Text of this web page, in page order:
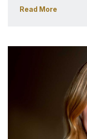
名称は、ギリシャ語
マイケルが卓越性を
きっかけは、ニュー
務めていた時期にあ
の他メディア分野に
催している。1982年
シップのもと、ニュ
広告や印刷広告など
界的な影響力を大幅
Read More